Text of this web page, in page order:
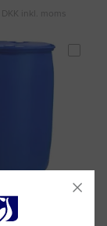
inkl. moms
30 - 210 kg
3023555